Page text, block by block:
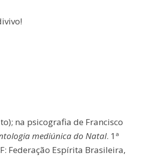
na psicografia de Francisco
mediúnica do Natal. 1ª
Federação Espírita Brasileira,